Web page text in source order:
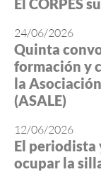
El CORPES
24/06/2026
Quinta
formación y
la
(ASALE)
12/06/2026
El periodista
ocupar la